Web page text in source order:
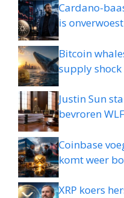
Cardano-
is
Bitcoin
supply
Justin Sun
bevroren
Coinbase
komt weer
XRP koers